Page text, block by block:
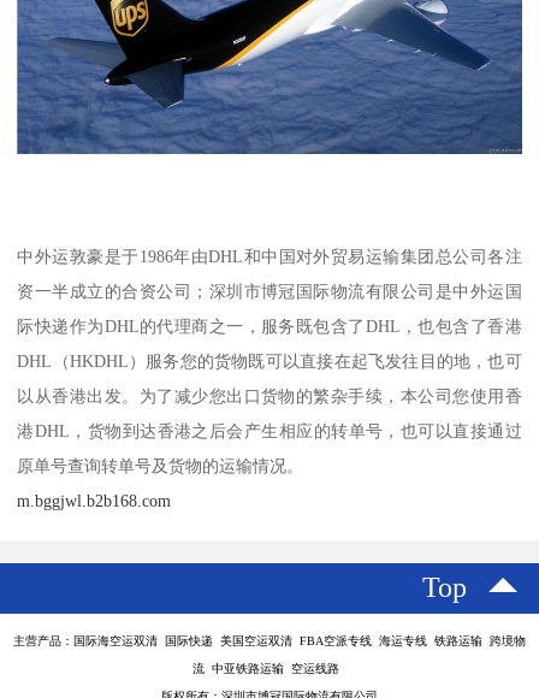
中外运敦豪是于1986年由DHL和中国对外贸易运输集团总公司各注
资一半成立的合资公司；深圳市博冠国际物流有限公司是中外运国
际快递作为DHL的代理商之一，服务既包含了DHL，也包含了香港
DHL（HKDHL）服务您的货物既可以直接在起飞发往目的地，也可
以从香港出发。为了减少您出口货物的繁杂手续，本公司您使用香
港DHL，货物到达香港之后会产生相应的转单号，也可以直接通过
原单号查询转单号及货物的运输情况。
m.bggjwl.b2b168.com
Top
主营产品：国际海空运双清 国际快递 美国空运双清 FBA空派专线 海运专线 铁路运输 跨境物
流 中亚铁路运输 空运线路